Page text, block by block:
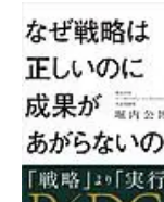
成果
があが
マーケ
8月7日